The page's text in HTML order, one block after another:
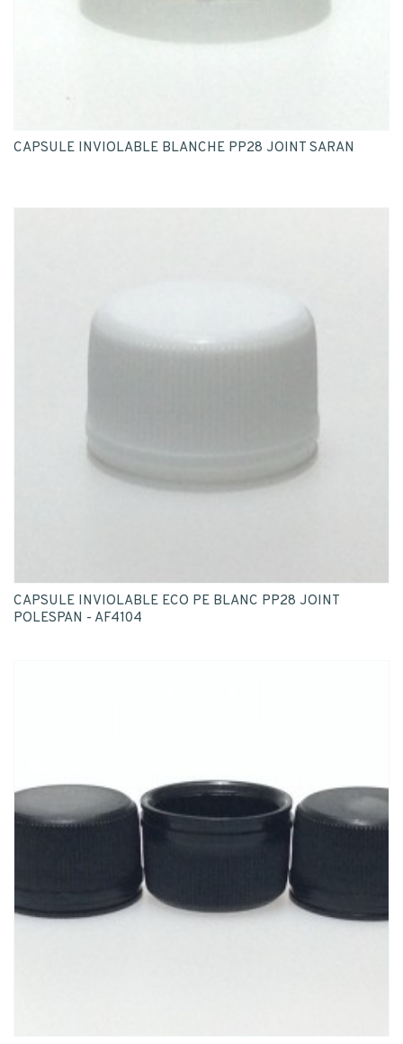
CAPSULE INVIOLABLE BLANCHE PP28 JOINT SARAN
CAPSULE INVIOLABLE ECO PE BLANC PP28 JOINT
POLESPAN - AF4104